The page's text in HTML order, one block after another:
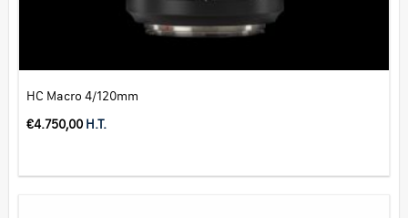
HC Macro 4/120mm
€4.750,00 H.T.